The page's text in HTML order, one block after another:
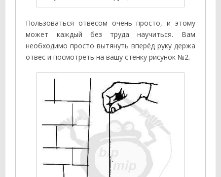
Пользоваться отвесом очень просто, и этому
может каждый без труда научиться. Вам
необходимо просто вытянуть вперёд руку держа
отвес и посмотреть на вашу стенку рисунок №2.